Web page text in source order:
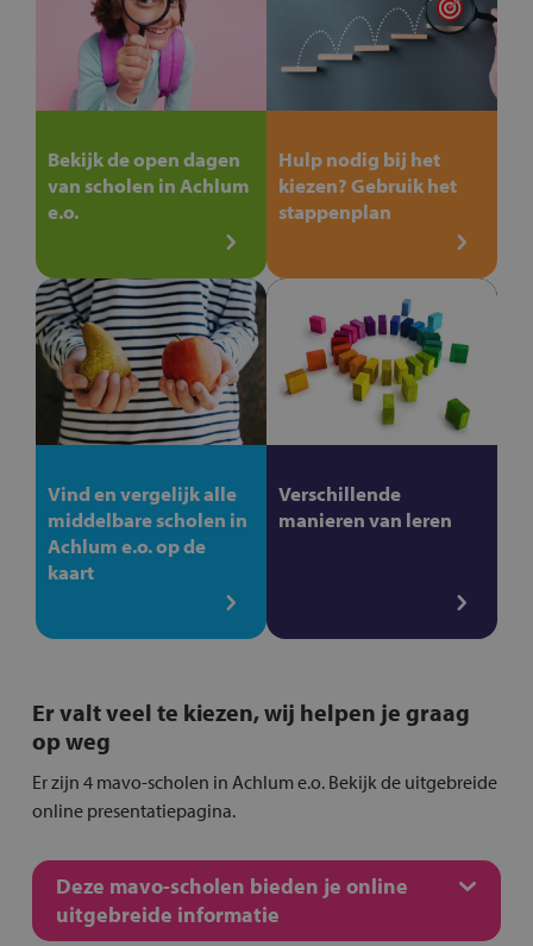
Bekijk de open dagen
van scholen in Achlum
e.o.
Hulp nodig bij het
kiezen? Gebruik het
stappenplan
Vind en vergelijk alle
middelbare scholen in
Achlum e.o. op de
kaart
Verschillende
manieren van leren
Er valt veel te kiezen, wij helpen je graag
op weg
Er zijn 4 mavo-scholen in Achlum e.o. Bekijk de uitgebreide
online presentatiepagina.
Deze mavo-scholen bieden je online
uitgebreide informatie